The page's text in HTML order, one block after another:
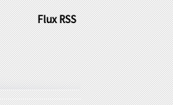
Flux RSS